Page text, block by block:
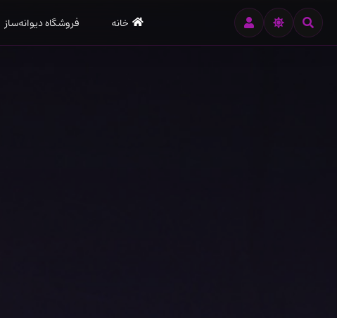
ورود
خانه فروشگاه دیوانه‌ساز